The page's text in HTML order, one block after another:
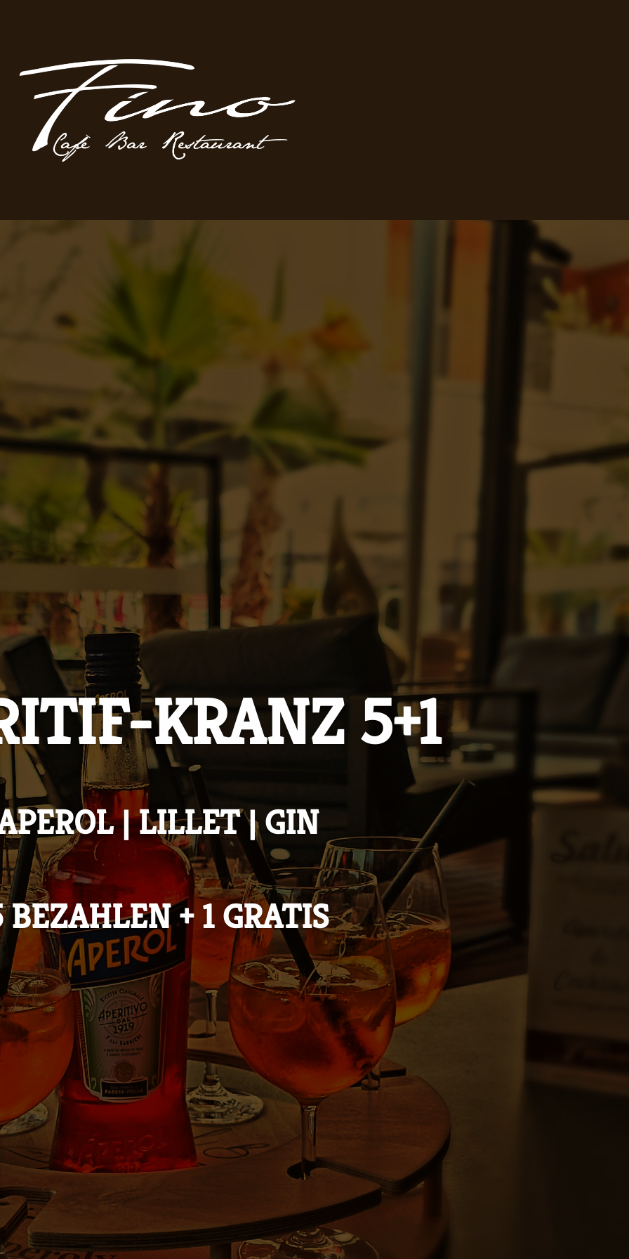
KRANZ 5+1
| LILLET | GIN
BEZAHLEN + 1 GRATIS